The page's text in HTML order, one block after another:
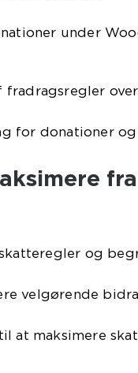
under
for donationer
og
velgørende
at maksimere